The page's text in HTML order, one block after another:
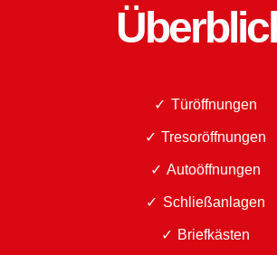
Türöffnungen
Tresoröffnungen
Autoöffnungen
Schließanlagen
Briefkästen